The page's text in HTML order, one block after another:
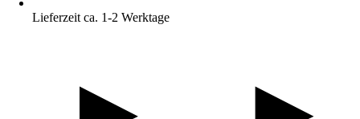
Lieferzeit ca. 1-2 Werktage